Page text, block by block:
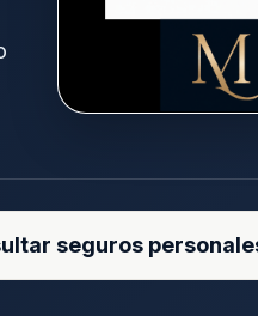
seguros